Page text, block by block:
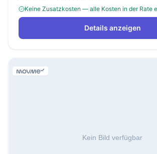
Keine Zusatzkosten — alle Kosten in der Rate
Details anzeigen